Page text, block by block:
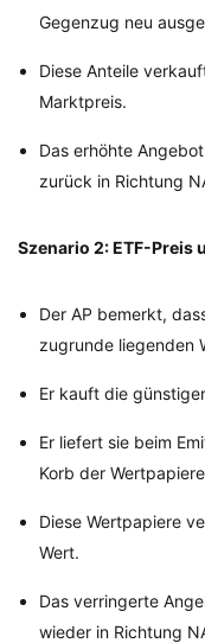
Gegenzug neu
Diese Anteile
Marktpreis.
Das erhöhte
zurück in Richtung
Szenario 2: ETF-Preis
Der AP bemerkt,
zugrunde liegenden
Er kauft die
Er liefert sie beim
Korb der
Diese Wertpapiere
Wert.
Das verringerte
wieder in Richtung